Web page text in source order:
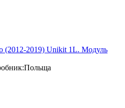
(2012-2019) Unikit 1L. Модуль
Польща